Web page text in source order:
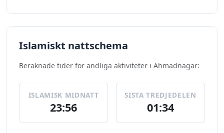
Islamiskt nattschema
Beräknade tider för andliga aktiviteter i Ahmadnagar:
ISLAMISK MIDNATT
23:56
SISTA TREDJEDELEN
01:34